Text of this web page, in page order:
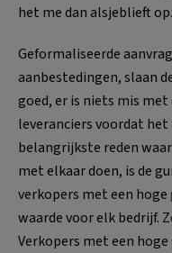
het me dan alsjeblieft op.
Geformaliseerde
aanbestedingen, slaan
goed, er is niets mis
leveranciers voordat
belangrijkste reden
met elkaar doen, is de
verkopers met een
waarde voor elk bedrijf.
Verkopers met een